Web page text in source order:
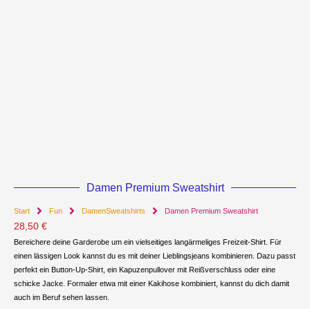
Damen Premium Sweatshirt
Start Fun DamenSweatshirts Damen Premium Sweatshirt
28,50 €
Bereichere deine Garderobe um ein vielseitiges langärmeliges Freizeit-Shirt. Für
einen lässigen Look kannst du es mit deiner Lieblingsjeans kombinieren. Dazu passt
perfekt ein Button-Up-Shirt, ein Kapuzenpullover mit Reißverschluss oder eine
schicke Jacke. Formaler etwa mit einer Kakihose kombiniert, kannst du dich damit
auch im Beruf sehen lassen.